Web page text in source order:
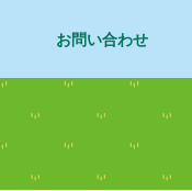
お問い合わせ